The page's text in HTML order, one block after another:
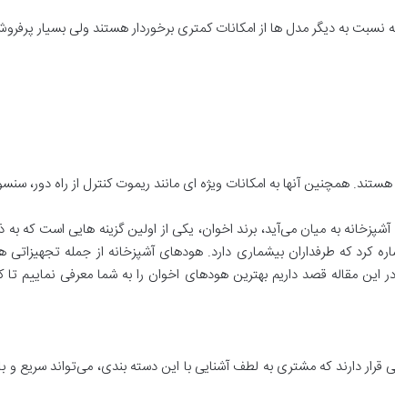
به دیگر مدل ها از امکانات کمتری برخوردار هستند ولی بسیار
همچنین آنها به امکانات ویژه ای مانند ریموت کنترل از راه دور،
به میان می‌آید، برند اخوان، یکی از اولین گزینه هایی است که
کرد که طرفداران بیشماری دارد. هودهای آشپزخانه از جمله
مقاله قصد داریم بهترین هودهای اخوان را به شما معرفی نماییم تا
دارند که مشتری به لطف آشنایی با این دسته بندی، می‌تواند سریع و